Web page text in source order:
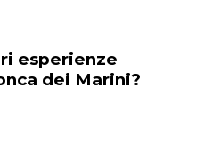
esperienze
dei Marini?